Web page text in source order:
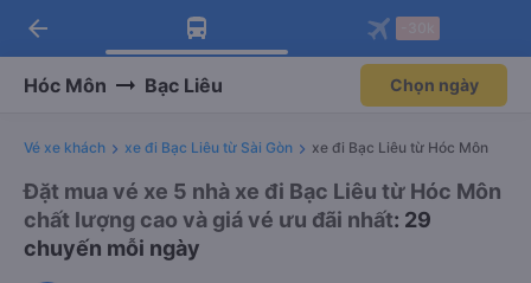
Tải app Vexere ngay!
Nhận ưu đãi thành viên độc
Mở app
Tải app Vexere
-30k/ghế khi đặt vé máy bay qua
Mở app
arrow_back
Hóc Môn Bạc Liêu Chọn ngày
Vé xe khách xe đi Bạc Liêu từ Sài Gòn xe đi Bạc Liêu từ Hóc Môn
Đặt mua vé xe 5 nhà xe đi Bạc Liêu từ Hóc Môn
chất lượng cao và giá vé ưu đãi nhất: 29
chuyến mỗi ngày